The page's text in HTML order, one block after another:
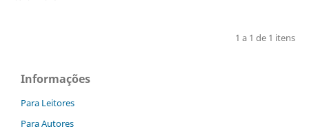
1 a 1 de 1 itens
Informações
Para Leitores
Para Autores